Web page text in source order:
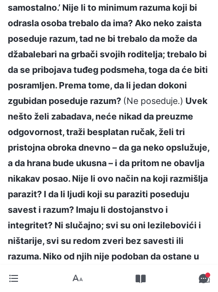
samostalno.’ Nije li to minimum razuma koji bi
odrasla osoba trebalo da ima? Ako neko zaista
poseduje razum, tad ne bi trebalo da može da
džabalebari na grbači svojih roditelja; trebalo bi
da se pribojava tuđeg podsmeha, toga da će biti
posramljen. Prema tome, da li jedan dokoni
zgubidan poseduje razum? (Ne poseduje.) Uvek
nešto želi zabadava, neće nikad da preuzme
odgovornost, traži besplatan ručak, želi tri
pristojna obroka dnevno – da ga neko opslužuje,
a da hrana bude ukusna – i da pritom ne obavlja
nikakav posao. Nije li ovo način na koji razmišlja
parazit? I da li ljudi koji su paraziti poseduju
savest i razum? Imaju li dostojanstvo i
integritet? Ni slučajno; svi su oni lezilebovići i
ništarije, svi su redom zveri bez savesti ili
razuma. Niko od njih nije podoban da ostane u
(„Reč“, 5. tom, „Obaveze vođa i radnika“,